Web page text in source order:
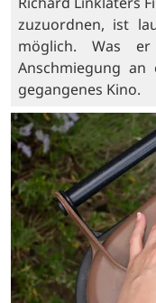
zuzuordnen, ist
möglich. Was
Anschmiegung
gegangenes Kino.